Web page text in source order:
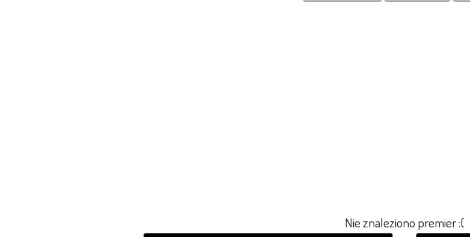
Nie znaleziono premier :(